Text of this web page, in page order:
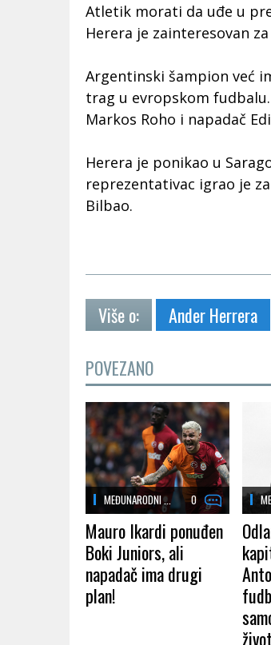
Atletik morati da uđe u
Herera je zainteresovan
Argentinski šampion već
trag u evropskom
Markos Roho i napadač
Herera je ponikao u
reprezentativac igrao je
Bilbao.
Više o: Ander Herrera
POVEZANO
MEĐUNARODNI ... 0
Mauro Ikardi ponuđen
Boki Juniors, ali
napadač ima drugi
plan!